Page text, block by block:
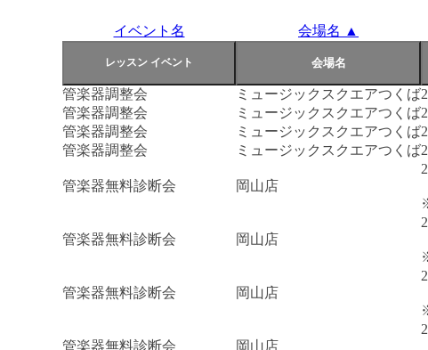
イベント名 会場名 ▲
管楽器調整会 ミュージックスクエアつくば
管楽器調整会
ミュージックスクエアつくば
管楽器調整会
ミュージックスクエアつくば
管楽器調整会
ミュージックスクエアつくば
管楽器無料診断会 岡山店
管楽器無料診断会 岡山店
管楽器無料診断会 岡山店
管楽器無料診断会 岡山店